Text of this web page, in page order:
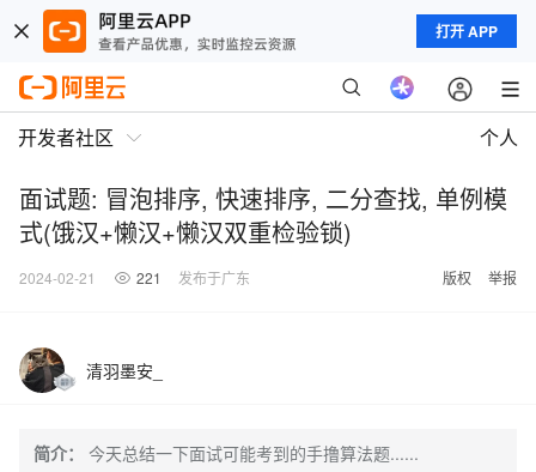
打开 APP
开发者社区 个人
面试题: 冒泡排序, 快速排序, 二分查找, 单例模
式(饿汉+懒汉+懒汉双重检验锁)
2024-02-21 221 发布于广东 版权 举报
清羽墨安_
简介： 今天总结一下面试可能考到的手撸算法题......